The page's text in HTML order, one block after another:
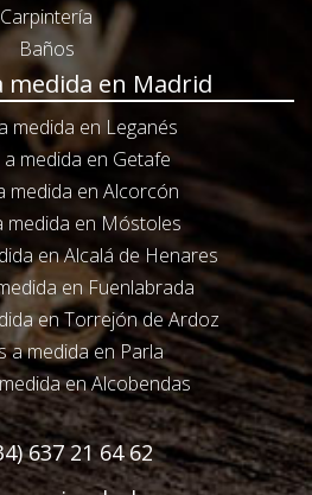
Carpintería
Baños
medida en Madrid
medida en Leganés
medida en Getafe
medida en Alcorcón
medida en Móstoles
en Alcalá de Henares
en Fuenlabrada
en Torrejón de Ardoz
a medida en Parla
en Alcobendas
637 21 64 62